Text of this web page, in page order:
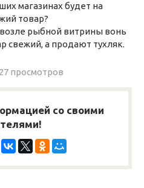
магазинах будет на
товар?
рыбной витрины вонь
свежий, а продают тухляк.
просмотров
со своими